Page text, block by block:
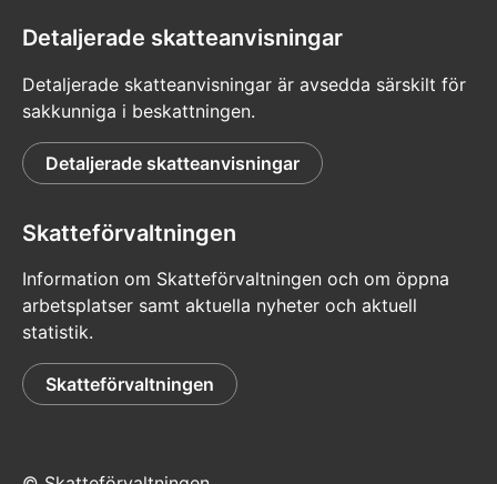
Detaljerade skatteanvisningar
Detaljerade skatteanvisningar är avsedda särskilt för
sakkunniga i beskattningen.
Detaljerade skatteanvisningar
Skatteförvaltningen
Information om Skatteförvaltningen och om öppna
arbetsplatser samt aktuella nyheter och aktuell
statistik.
Skatteförvaltningen